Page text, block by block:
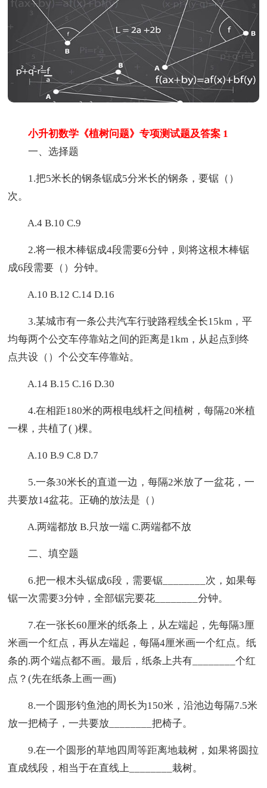
小升初数学《植树问题》专项测试题及答案 1
一、选择题
1.把5米长的钢条锯成5分米长的钢条，要锯（）
次。
A.4 B.10 C.9
2.将一根木棒锯成4段需要6分钟，则将这根木棒锯
成6段需要（）分钟。
A.10 B.12 C.14 D.16
3.某城市有一条公共汽车行驶路程线全长15km，平
均每两个公交车停靠站之间的距离是1km，从起点到终
点共设（）个公交车停靠站。
A.14 B.15 C.16 D.30
4.在相距180米的两根电线杆之间植树，每隔20米植
一棵，共植了( )棵。
A.10 B.9 C.8 D.7
5.一条30米长的直道一边，每隔2米放了一盆花，一
共要放14盆花。正确的放法是（）
A.两端都放 B.只放一端 C.两端都不放
二、填空题
6.把一根木头锯成6段，需要锯________次，如果每
锯一次需要3分钟，全部锯完要花________分钟。
7.在一张长60厘米的纸条上，从左端起，先每隔3厘
米画一个红点，再从左端起，每隔4厘米画一个红点。纸
条的.两个端点都不画。最后，纸条上共有________个红
点？(先在纸条上画一画)
8.一个圆形钓鱼池的周长为150米，沿池边每隔7.5米
放一把椅子，一共要放________把椅子。
9.在一个圆形的草地四周等距离地栽树，如果将圆拉
直成线段，相当于在直线上________栽树。